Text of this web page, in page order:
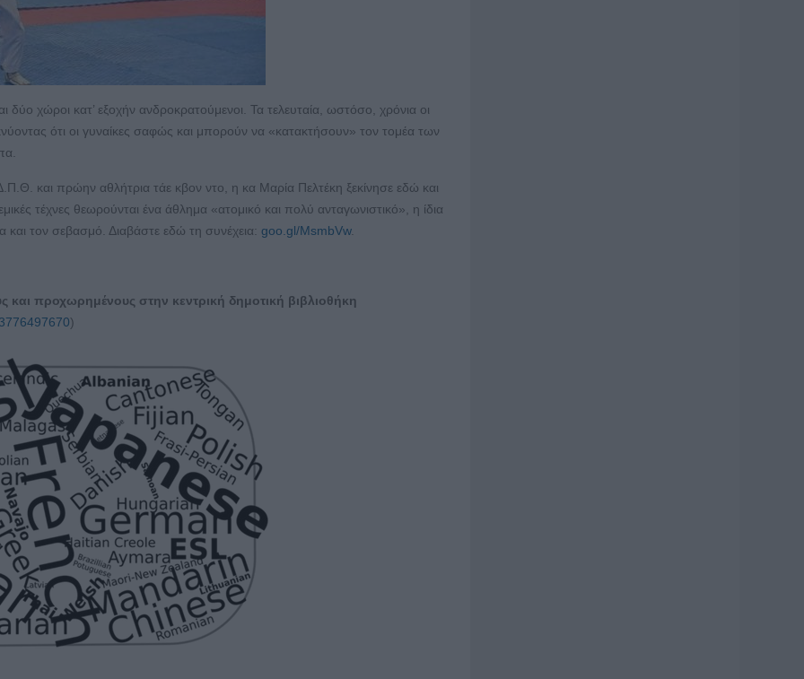
δύο χώροι κατ’ εξοχήν ανδροκρατούμενοι. Τα τελευταία, ωστόσο, χρόνια οι
ότι οι γυναίκες σαφώς και μπορούν να «κατακτήσουν» τον τομέα των
και πρώην αθλήτρια τάε κβον ντο, η κα Μαρία Πελτέκη ξεκίνησε εδώ και
τέχνες θεωρούνται ένα άθλημα «ατομικό και πολύ ανταγωνιστικό», η ίδια
και τον σεβασμό. Διαβάστε εδώ τη συνέχεια: goo.gl/MsmbVw.
προχωρημένους στην κεντρική δημοτική βιβλιοθήκη
)